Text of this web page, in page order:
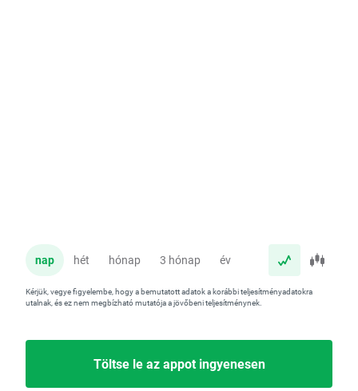
nap hét hónap 3 hónap év
Kérjük, vegye figyelembe, hogy a bemutatott adatok a korábbi teljesítményadatokra
utalnak, és ez nem megbízható mutatója a jövőbeni teljesítménynek.
Töltse le az appot ingyenesen